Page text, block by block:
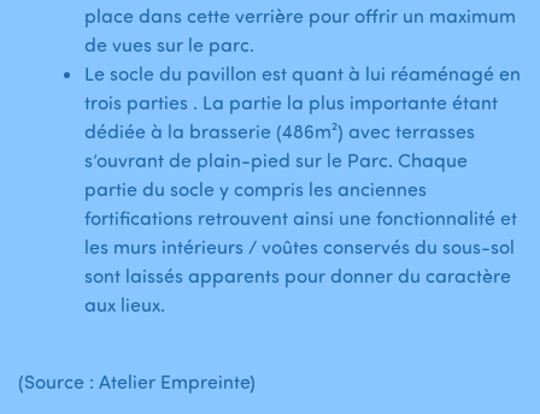
place dans cette verrière pour offrir un maximum
de vues sur le parc.
Le socle du pavillon est quant à lui réaménagé en
trois parties . La partie la plus importante étant
dédiée à la brasserie (486m²) avec terrasses
s’ouvrant de plain-pied sur le Parc. Chaque
partie du socle y compris les anciennes
fortifications retrouvent ainsi une fonctionnalité et
les murs intérieurs / voûtes conservés du sous-sol
sont laissés apparents pour donner du caractère
aux lieux.
(Source : Atelier Empreinte)